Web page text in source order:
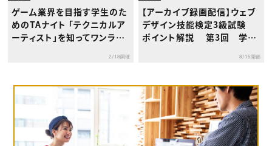
ゲーム業界を目指す学生のた
めのTAナイト 「テクニカルア
ーティスト」を知ってワンラン
2/18開催
【アーカイブ録画配信】ウェブ
デザイン技能検定3級試験
ポイント解説 第3回 学
8/15開催